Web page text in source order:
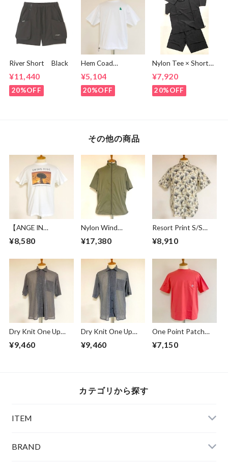
River Short Black
¥11,440
20%OFF
Hem Coad
Embroidery T-
shirts White /
Green
¥5,104
20%OFF
Nylon Tee × Shorts
Set Up Black
¥7,920
20%OFF
その他の商品
【ANGE IN
DISGUISE】 Print T-
shirts #SWING
¥8,580
Nylon Wind
Breaker Light
Khaki
¥17,380
Resort Print S/S
Shirts Ivory
¥8,910
Dry Knit One Up
Collar S/S Shirts
Beige
¥9,460
Dry Knit One Up
Collar S/S Shirts
Gray
¥9,460
One Point Patch
Pocket T-shirts
Sunset
¥7,150
カテゴリから探す
ITEM
BRAND